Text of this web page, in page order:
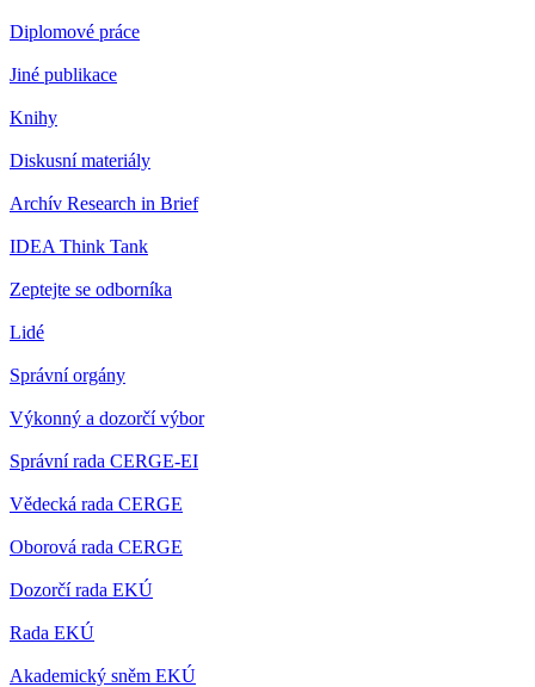
Diplomové práce
Jiné publikace
Knihy
Diskusní materiály
Archív Research in Brief
IDEA Think Tank
Zeptejte se odborníka
Lidé
Správní orgány
Výkonný a dozorčí výbor
Správní rada CERGE-EI
Vědecká rada CERGE
Oborová rada CERGE
Dozorčí rada EKÚ
Rada EKÚ
Akademický sněm EKÚ